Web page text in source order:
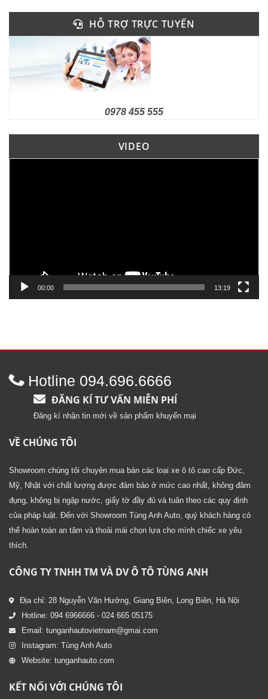
HỖ TRỢ TRỰC TUYẾN
0978 455 555
VIDEO
00:00 13:19
Hotline 094.696.6666
ĐĂNG KÍ TƯ VẤN MIỄN PHÍ
Đăng kí nhận tin mới về sản phẩm khuyến mại
VỀ CHÚNG TÔI
Showroom chúng tôi chuyên mua bán các loại xe ô tô cao cấp Đức,
Mỹ, Nhật với chất lượng được đảm bảo ở mức cao nhất, không đâm
đụng, không bị ngập nước, giấy tờ đầy đủ và tuân theo các quy định
của pháp luật. Đến với Showroom Tùng Anh Auto, quý khách hàng có
thể hoàn toàn an tâm và thoải mái chọn lựa cho mình chiếc xe yêu
thích.
CÔNG TY TNHH TM VÀ DV Ô TÔ TÙNG ANH
Địa chỉ: 28 Nguyễn Văn Hưởng, Giang Biên, Long Biên, Hà Nội
Hotline: 094 6966666 - 024 665 05175
Email: tunganhautovietnam@gmai.com
Instagram: Tùng Anh Auto
Website: tunganhauto.com
KẾT NỐI VỚI CHÚNG TÔI